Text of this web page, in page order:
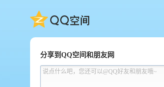
QQ空间
分享到QQ空间和朋友网
说点什么吧，您还可以@QQ好友和朋友哦~